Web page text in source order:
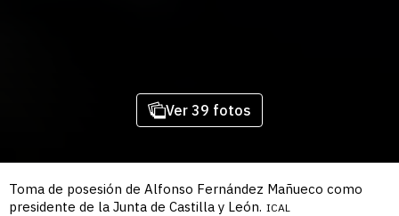
Ver 39 fotos
Toma de posesión de Alfonso Fernández Mañueco como
presidente de la Junta de Castilla y León. ICAL